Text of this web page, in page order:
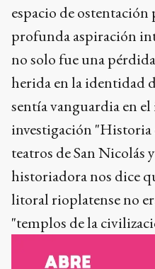
espacio de
profunda aspiración
no solo fue una
herida en la identidad
sentía vanguardia en
investigación "Historia
teatros de San Nicolás
historiadora nos dice
litoral rioplatense no
"templos de la